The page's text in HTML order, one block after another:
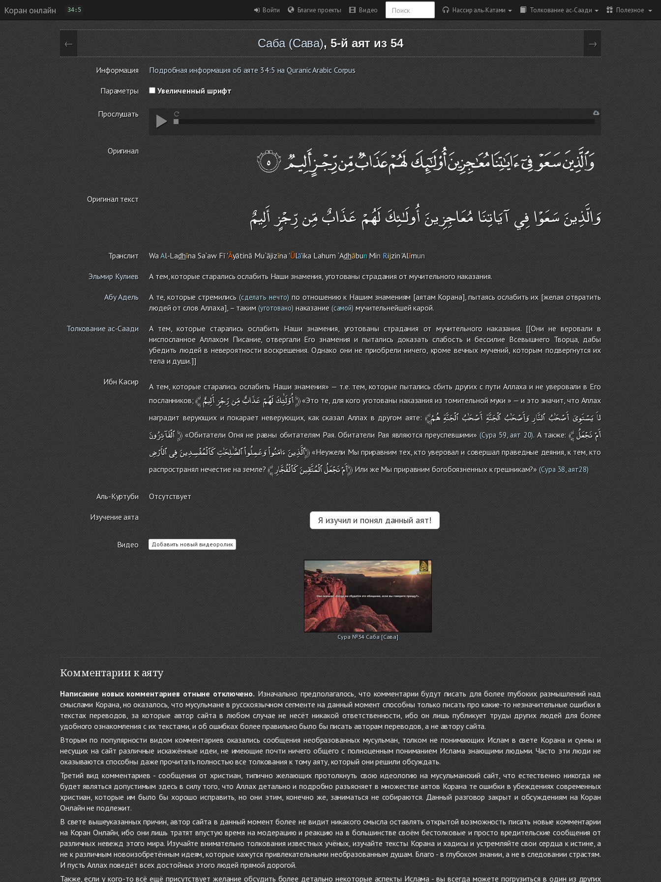
Коран онлайн 34:5 Войти Благие проекты Видео Нассир аль-Катами Толкование ас-Саади Полезное
← Саба (Сава), 5-й аят из 54 →
Информация Подробная информация об аяте 34:5 на Quranic Arabic Corpus
Параметры Увеличенный шрифт
Прослушать
Оригинал
Оригинал текст
وَالَّذِينَ سَعَوْا فِي آيَاتِنَا مُعَاجِزِينَ أُولَـٰئِكَ لَهُمْ عَذَابٌ مِّن رِّجْزٍ أَلِيمٌ
Транслит WaAl-Ladhīna Sa`aw Fī'Āyātinā Mu`ājizīna 'Ūlā'ika Lahum`AdhābunMin Rijzin 'Alīmun
Эльмир Кулиев А тем, которые старались ослабить Наши знамения, уготованы страдания от мучительного наказания.
Абу Адель А те, которые стремились (сделать нечто) по отношению к Нашим знамениям [аятам Корана], пытаясь ослабить их [желая отвратить
людей от слов Аллаха], – таким (уготовано)наказание(самой) мучительнейшей карой.
Толкование ас-Саади
А тем, которые старались ослабить Наши знамения, уготованы страдания от мучительного наказания. [[Они не веровали в
ниспосланное Аллахом Писание, отвергали Его знамения и пытались доказать слабость и бессилие Всевышнего Творца, дабы
убедить людей в невероятности воскрешения. Однако они не приобрели ничего, кроме вечных мучений, которым подвергнутся их
тела и души.]]
Ибн Касир
А тем, которые старались ослабить Наши знамения» — т.е. тем, которые пытались сбить других с пути Аллаха и не уверовали в Его
посланников; ﴾ أُوْلَٰئِكَلَهُمْعَذَابٌمِّنرِّجْزٍأَلِيمٌ ﴿«Это те, для кого уготованы наказания из томительной муки » — и это значит, что Аллах
наградит верующих и покарает неверующих, как сказал Аллах в другом аяте:
﴾لاَيَسْتَوِىۤ أَصْحَٰبُ ٱلنَّارِوَأَصْحَٰبُ ٱلْجَنَّةِ أَصْحَٰبُ ٱلْجَنَّةِ هُمُ
ٱلْفَآئِزُونَ﴿«Обитатели Огня не равны обитателям Рая. Обитатели Рая являются преуспевшими» (Сура 59, аят 20). А также: ﴾ أَمْنَجْعَلُ
ٱلَّذِينَءَامَنُواْوَعَمِلُواْٱلصَّٰلِحَٰتِكَٱلْمُفْسِدِينَفِى ٱلأَرْضِ﴿«Неужели Мы приравним тех, кто уверовал и совершал праведные деяния, к тем, кто
распространял нечестие на земле? ﴾ أَمْنَجْعَلُٱلْمُتَّقِينَ كَٱلْفُجَّارِ﴿Или же Мы приравним богобоязненных к грешникам?» (Сура 38, аят28)
Аль-Куртуби Отсутствует
Изучение аята Я изучил и понял данный аят!
Видео Добавить новый видеоролик
Сура №34 Саба [Сава]
Комментарии к аяту
Написание новых комментариев отныне отключено. Изначально предполагалось, что комментарии будут писать для более глубоких размышлений над
смыслами Корана, но оказалось, что мусульмане в русскоязычном сегменте на данный момент способны только писать про какие-то незначительные ошибки в
текстах переводов, за которые автор сайта в любом случае не несёт никакой ответственности, ибо он лишь публикует труды других людей для более
удобного ознакомления с их текстами, и об ошибках более правильно было бы писать авторам переводов, а не автору сайта.
Вторым по популярности видом комментариев оказались сообщения необразованных мусульман, толком не понимающих Ислам в свете Корана и сунны и
несущих на сайт различные искажённые идеи, не имеющие почти ничего общего с полноценным пониманием Ислама знающими людьми. Часто эти люди не
оказываются способны даже прочитать полностью все толкования к тому аяту, который они решили обсуждать.
Третий вид комментариев - сообщения от христиан, типично желающих протолкнуть свою идеологию на мусульманский сайт, что естественно никогда не
будет являться допустимым здесь в силу того, что Аллах детально и подробно разъясняет в множестве аятов Корана те ошибки в убеждениях современных
христиан, которые им было бы хорошо исправить, но они этим, конечно же, заниматься не собираются. Данный разговор закрыт и обсуждениям на Коран
Онлайн не подлежит.
В свете вышеуказанных причин, автор сайта в данный момент более не видит никакого смысла оставлять открытой возможность писать новые комментарии
на Коран Онлайн, ибо они лишь тратят впустую время на модерацию и реакцию на в большинстве своём бестолковые и просто вредительские сообщения от
различных невежд этого мира. Изучайте внимательно толкования известных учёных, изучайте тексты Корана и хадисы и устремляйте свои сердца к истине, а
не к различным новоизобретённым идеям, которые кажутся привлекательными необразованным душам. Благо - в глубоком знании, а не в следовании страстям.
И пусть Аллах поведёт всех достойных этого людей прямой дорогой.
Также, если у кого-то всё ещё присутствует желание обсудить более детально некоторые аспекты Ислама - вы всегда можете погрузиться в один из других